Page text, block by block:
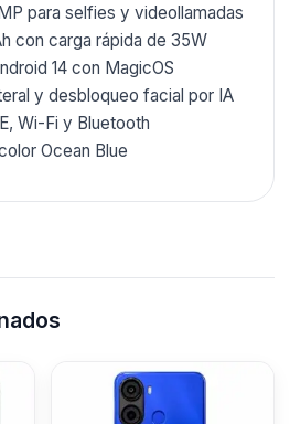
para selfies y videollamadas
con carga rápida de 35W
14 con MagicOS
y desbloqueo facial por IA
Wi-Fi y Bluetooth
Ocean Blue